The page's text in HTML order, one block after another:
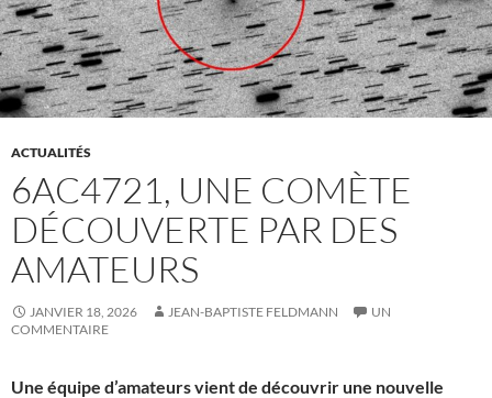
ACTUALITÉS
6AC4721, UNE COMÈTE
DÉCOUVERTE PAR DES
AMATEURS
JANVIER 18, 2026 JEAN-BAPTISTE FELDMANN
UN
COMMENTAIRE
Une équipe d’amateurs vient de découvrir une nouvelle